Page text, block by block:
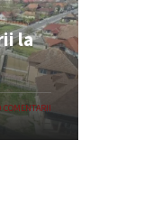
la
COMENTARII